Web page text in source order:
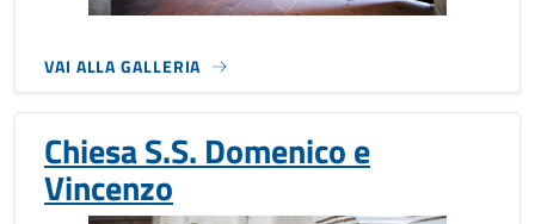
VAI ALLA GALLERIA
Chiesa S.S. Domenico e
Vincenzo